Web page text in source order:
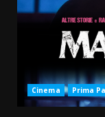
Cinema Prima